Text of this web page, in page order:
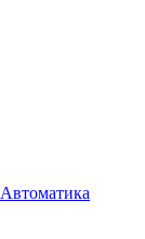
Автоматика